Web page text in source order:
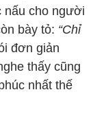
nấu cho người
bày tỏ: “Chỉ
đơn giản
thấy cũng
nhất thế